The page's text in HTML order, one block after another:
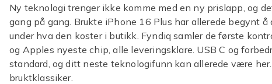
Ny teknologi trenger ikke komme med en ny prislapp, og
gang på gang. Brukte iPhone 16 Plus har allerede begynt
under hva den koster i butikk. Fyndiq samler de første
og Apples nyeste chip, alle leveringsklare. USB C og
standard, og ditt neste teknologifunn kan allerede være
bruktklassiker.